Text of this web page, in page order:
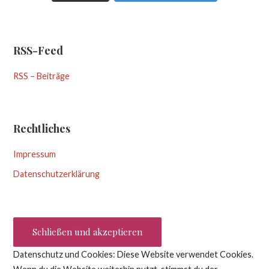
RSS-Feed
RSS – Beiträge
Rechtliches
Impressum
Datenschutzerklärung
Datenschutz und Cookies: Diese Website verwendet Cookies.